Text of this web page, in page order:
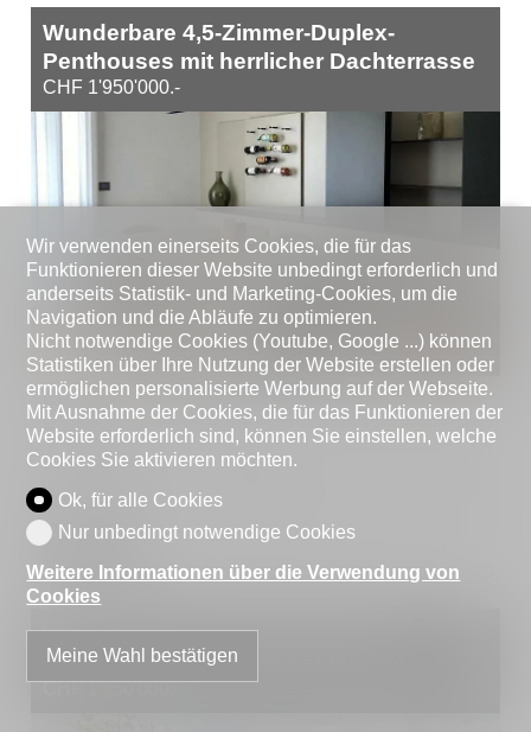
Wunderbare 4,5-Zimmer-Duplex-
Penthouses mit herrlicher Dachterrasse
CHF 1'950'000.-
CH-6900 Lugano
Zimmer
4.5
Schlafzimmer
3
Wohnfläche
~ 150 m²
Wunderbare 4,5-Zimmer-Duplex-
Penthouses mit herrlicher Dachterrasse
CHF 1'950'000.-
Wir verwenden einerseits Cookies, die für das
Funktionieren dieser Website unbedingt erforderlich und
anderseits Statistik- und Marketing-Cookies, um die
Navigation und die Abläufe zu optimieren.
Nicht notwendige Cookies (Youtube, Google ...) können
Statistiken über Ihre Nutzung der Website erstellen oder
ermöglichen personalisierte Werbung auf der Webseite.
Mit Ausnahme der Cookies, die für das Funktionieren der
Website erforderlich sind, können Sie einstellen, welche
Cookies Sie aktivieren möchten.
Ok, für alle Cookies
Nur unbedingt notwendige Cookies
Weitere Informationen über die Verwendung von
Cookies
Meine Wahl bestätigen